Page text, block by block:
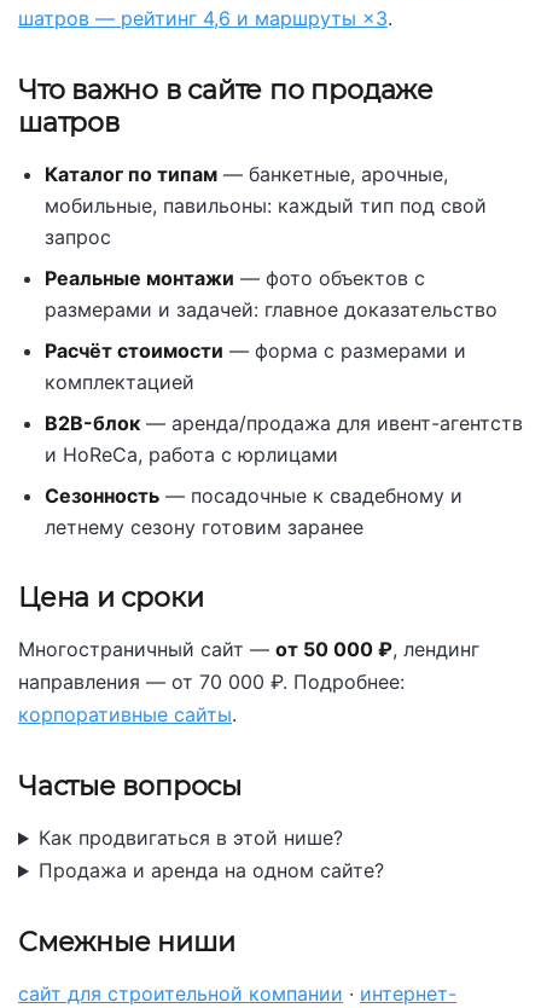
шатров — рейтинг 4,6 и маршруты ×3.
Что важно в сайте по продаже
шатров
Каталог по типам — банкетные, арочные,
мобильные, павильоны: каждый тип под свой
запрос
Реальные монтажи — фото объектов с
размерами и задачей: главное доказательство
Расчёт стоимости — форма с размерами и
комплектацией
B2B-блок — аренда/продажа для ивент-агентств
и HoReCa, работа с юрлицами
Сезонность — посадочные к свадебному и
летнему сезону готовим заранее
Цена и сроки
Многостраничный сайт — от 50 000 ₽, лендинг
направления — от 70 000 ₽. Подробнее:
корпоративные сайты.
Частые вопросы
Как продвигаться в этой нише?
Продажа и аренда на одном сайте?
Смежные ниши
сайт для строительной компании · интернет-